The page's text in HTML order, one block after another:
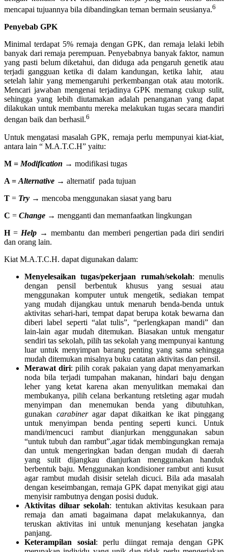
mencapai tujuannya bila dibandingkan teman bermain seusianya.6
Penyebab GPK
Minimal terdapat 5% remaja dengan GPK, dan remaja lelaki lebih
banyak dari remaja perempuan. Penyebabnya banyak faktor, namun
yang pasti belum diketahui, dan diduga ada pengaruh genetik atau
terjadi gangguan ketika di dalam kandungan, ketika lahir, atau
setelah lahir yang memengaruhi perkembangan otak atau motorik.
Mencari jawaban mengenai terjadinya GPK memang cukup sulit,
sehingga yang lebih diutamakan adalah penanganan yang dapat
dilakukan untuk membantu mereka melakukan tugas secara mandiri
dengan baik dan berhasil.6
Untuk mengatasi masalah GPK, remaja perlu mempunyai kiat-kiat,
antara lain “ M.A.T.C.H” yaitu:
M = Modification → modifikasi tugas
A = Alternative → alternatif pada tujuan
T = Try → mencoba menggunakan siasat yang baru
C = Change → mengganti dan memanfaatkan lingkungan
H= Help → membantu dan memberi pengertian pada diri sendiri
dan orang lain.
Kiat M.A.T.C.H. dapat digunakan dalam:
Menyelesaikan tugas/pekerjaan rumah/sekolah: menulis
dengan pensil berbentuk khusus yang sesuai atau
menggunakan komputer untuk mengetik, sediakan tempat
yang mudah dijangkau untuk menaruh benda-benda untuk
aktivitas sehari-hari, tempat dapat berupa kotak bewarna dan
diberi label seperti “alat tulis”, “perlengkapan mandi” dan
lain-lain agar mudah ditemukan. Biasakan untuk mengatur
sendiri tas sekolah, pilih tas sekolah yang mempunyai kantung
luar untuk menyimpan barang penting yang sama sehingga
mudah ditemukan misalnya buku catatan aktivitas dan pensil.
Merawat diri: pilih corak pakaian yang dapat menyamarkan
noda bila terjadi tumpahan makanan, hindari baju dengan
leher yang ketat karena akan menyulitkan memakai dan
membukanya, pilih celana berkantung retsleting agar mudah
menyimpan dan menemukan benda yang dibutuhkan,
gunakan carabineragar dapat dikaitkan ke ikat pinggang
untuk menyimpan benda penting seperti kunci. Untuk
mandi/mencuci rambut dianjurkan menggunakan sabun
“untuk tubuh dan rambut”,agar tidak membingungkan remaja
dan untuk mengeringkan badan dengan mudah di daerah
yang sulit dijangkau dianjurkan menggunakan handuk
berbentuk baju. Menggunakan kondisioner rambut anti kusut
agar rambut mudah disisir setelah dicuci. Bila ada masalah
dengan keseimbangan, remaja GPK dapat menyikat gigi atau
menyisir rambutnya dengan posisi duduk.
Aktivitas diluar sekolah: tentukan aktivitas kesukaan para
remaja dan amati bagaimana dapat melakukannya, dan
teruskan aktivitas ini untuk menunjang kesehatan jangka
panjang.
Keterampilan sosial: perlu diingat remaja dengan GPK